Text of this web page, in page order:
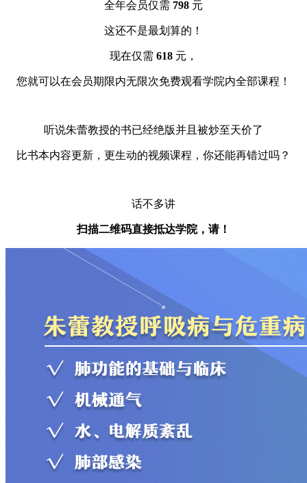
全年会员仅需 798 元
这还不是最划算的！
现在仅需 618 元，
您就可以在会员期限内无限次免费观看学院内全部课程！
听说朱蕾教授的书已经绝版并且被炒至天价了
比书本内容更新，更生动的视频课程，你还能再错过吗？
话不多讲
扫描二维码直接抵达学院，请！